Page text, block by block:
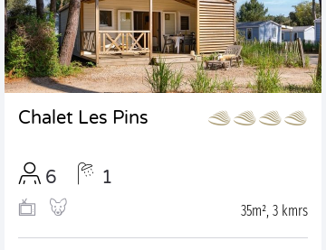
Chalet Les Pins
6 1
35m², 3 kmrs